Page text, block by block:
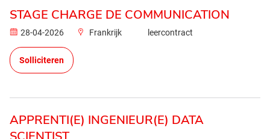
STAGE CHARGE DE COMMUNICATION
28-04-2026 Frankrijk leercontract
Solliciteren
APPRENTI(E) INGENIEUR(E) DATA